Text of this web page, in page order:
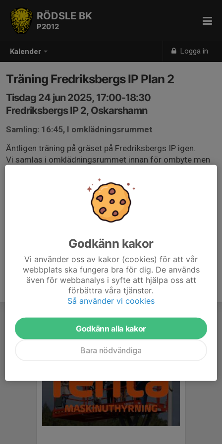
Kalender Logga in
RÖDSLE BK
P2012
Träning Fredriksbergs IP Plan 2
Tisdag 24 jun 2025, 17:00-18:30
Fredriksbergs IP 2, Oskarshamn
Samling: 16:45, I omklädningsrummet
Äntligen träning på gräset på Fredriksbergs IP igen.
Vi samlas i omklädningsrummet innan för ombyte men
Rätt utrustning samt vattenflaska och duschgrejer.
Tiden är lite oklar än men vi tar det vecka för vecka då vi
är ensamma på tisdag/torsdag på plan 2.
Kan bli allt från fysträning, knäövningar, teori,
Vi meddelar i gruppen inför varje vecka.
Godkänn kakor
Vi använder oss av kakor (cookies) för att vår
webbplats ska fungera bra för dig. De används
även för webbanalys i syfte att hjälpa oss att
förbättra våra tjänster.
Så använder vi cookies
Godkänn alla kakor
Bara nödvändiga